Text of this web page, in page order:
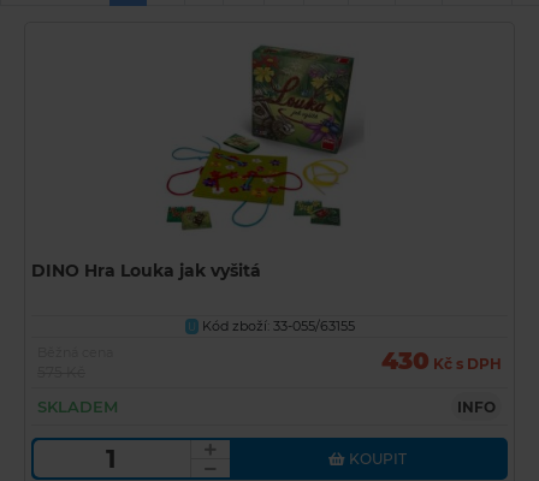
DINO Hra Louka jak vyšitá
U Kód zboží: 33-055/63155
430 Kč s DPH
SKLADEM INFO
KOUPIT